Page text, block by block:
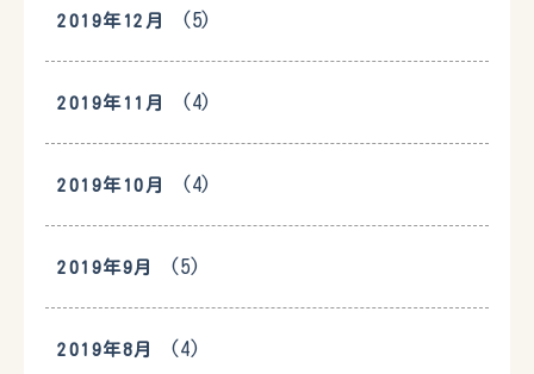
2019年12月 (5)
2019年11月 (4)
2019年10月 (4)
2019年9月 (5)
2019年8月 (4)